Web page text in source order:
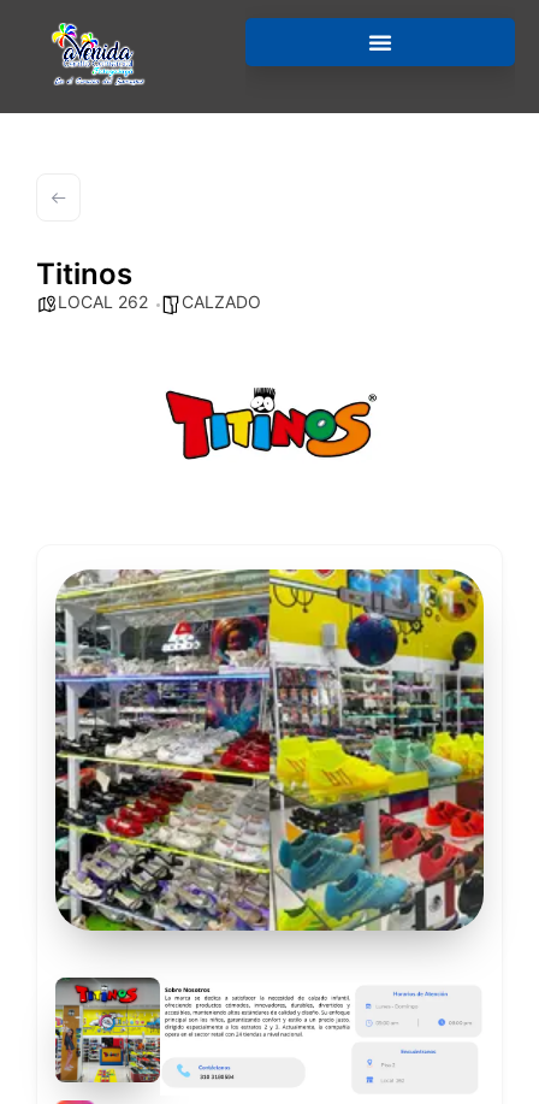
Titinos
LOCAL 262 CALZADO